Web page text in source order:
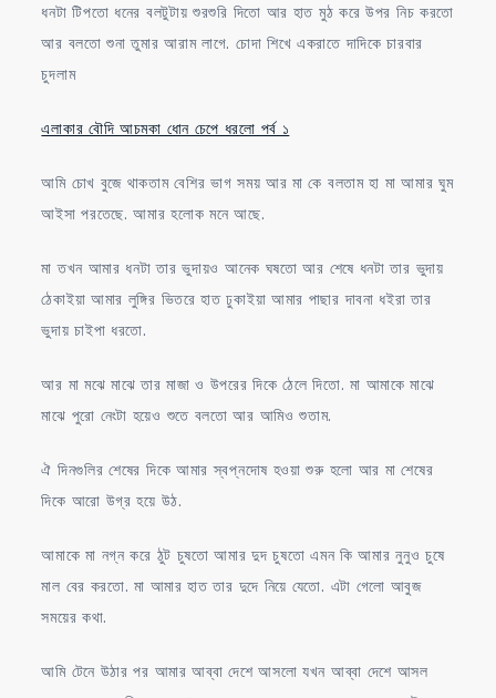
ধনটা টিপতো ধনের বলটুটায় শুরশুরি দিতো আর হাত মুঠ করে উপর নিচ করতো
আর বলতো শুনা তুমার আরাম লাগে. চোদা শিখে একরাতে দাদিকে চারবার
চুদলাম
এলাকার বৌদি আচমকা ধোন চেপে ধরলো পর্ব ১
আমি চোখ বুজে থাকতাম বেশির ভাগ সময় আর মা কে বলতাম হা মা আমার ঘুম
আইসা পরতেছে. আমার হলোক মনে আছে.
মা তখন আমার ধনটা তার ভুদায়ও আনেক ঘষতো আর শেষে ধনটা তার ভুদায়
ঠেকাইয়া আমার লুঙ্গির ভিতরে হাত ঢুকাইয়া আমার পাছার দাবনা ধইরা তার
ভুদায় চাইপা ধরতো.
আর মা মঝে মাঝে তার মাজা ও উপরের দিকে ঠেলে দিতো. মা আমাকে মাঝে
মাঝে পুরো নেংটা হয়েও শুতে বলতো আর আমিও শুতাম.
ঐ দিনগুলির শেষের দিকে আমার স্বপ্নদোষ হওয়া শুরু হলো আর মা শেষের
দিকে আরো উগ্র হয়ে উঠ.
আমাকে মা নগ্ন করে ঠুট চুষতো আমার দুদ চুষতো এমন কি আমার নুনুও চুষে
মাল বের করতো. মা আমার হাত তার দুদে নিয়ে যেতো. এটা গেলো আবুজ
সময়ের কথা.
আমি টেনে উঠার পর আমার আব্বা দেশে আসলো যখন আব্বা দেশে আসল